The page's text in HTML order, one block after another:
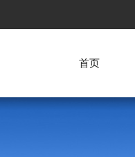
首页